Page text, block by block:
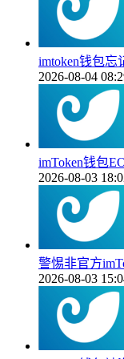
imtoken钱包
2026-08-04
imToken钱包
2026-08-03
警惕非官方
2026-08-03